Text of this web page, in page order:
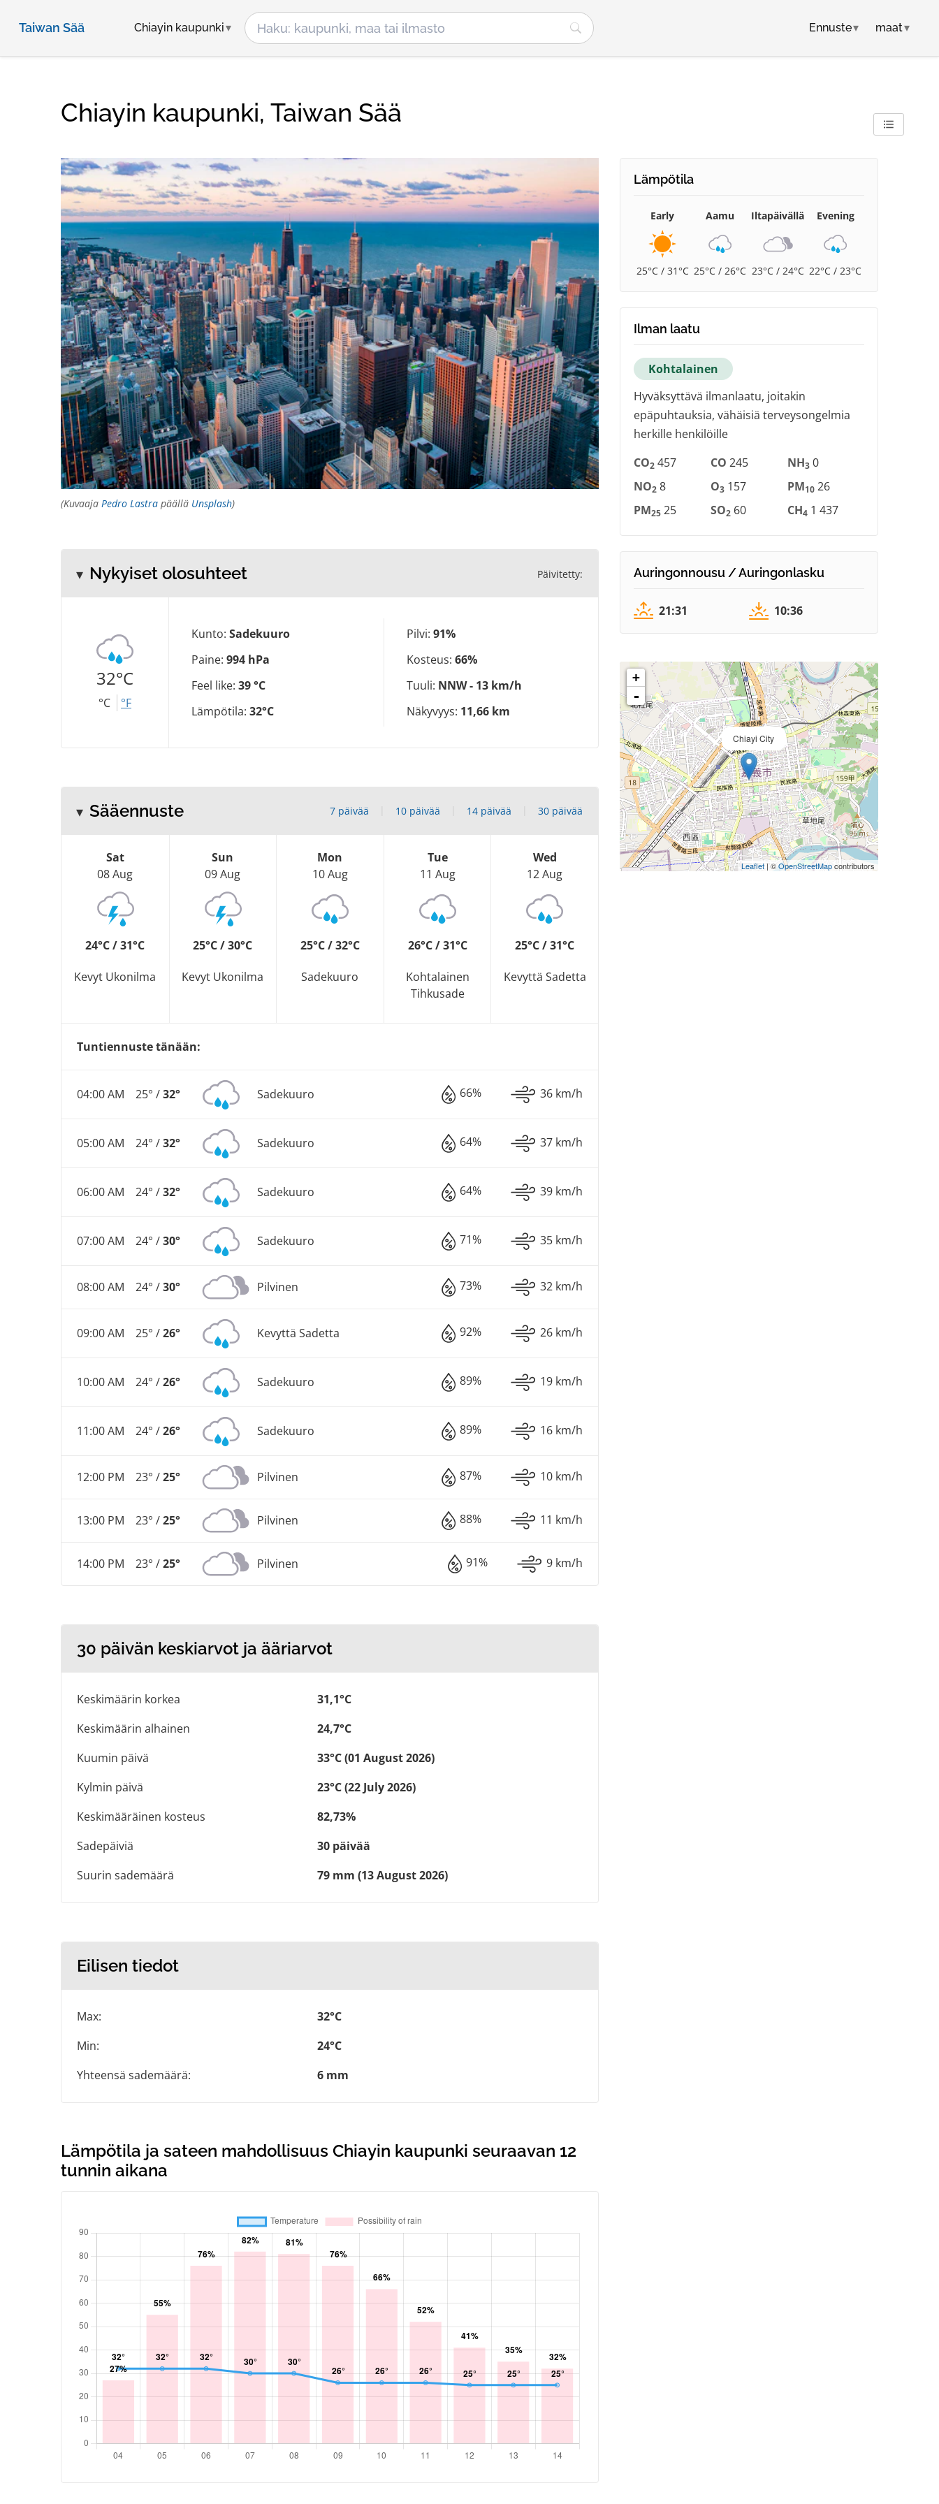
Taiwan Sää Chiayin kaupunki Ennuste▾ maat▾
Chiayin kaupunki, Taiwan Sää
(Kuvaaja Pedro Lastra päällä Unsplash)
Nykyiset olosuhteet Päivitetty:
32°C
°C °F
Kunto: Sadekuuro
Paine: 994 hPa
Feel like: 39 °C
Lämpötila: 32°C
Pilvi: 91%
Kosteus: 66%
Tuuli: NNW - 13 km/h
Näkyvyys: 11,66 km
Sääennuste 7 päivää 10 päivää 14 päivää 30 päivää
Sat
08 Aug
24°C / 31°C
Kevyt Ukonilma
Sun
09 Aug
25°C / 30°C
Kevyt Ukonilma
Mon
10 Aug
25°C / 32°C
Sadekuuro
Tue
11 Aug
26°C / 31°C
Kohtalainen
Tihkusade
Wed
12 Aug
25°C / 31°C
Kevyttä Sadetta
Tuntiennuste tänään:
04:00 AM 25° /32° Sadekuuro 66% 36 km/h
05:00 AM 24° /32° Sadekuuro 64% 37 km/h
06:00 AM 24° /32° Sadekuuro 64% 39 km/h
07:00 AM 24° /30° Sadekuuro 71% 35 km/h
08:00 AM 24° /30° Pilvinen 73% 32 km/h
09:00 AM 25° /26° Kevyttä Sadetta 92% 26 km/h
10:00 AM 24° /26° Sadekuuro 89% 19 km/h
11:00 AM 24° /26° Sadekuuro 89% 16 km/h
12:00 PM 23° /25° Pilvinen 87% 10 km/h
13:00 PM 23° /25° Pilvinen 88% 11 km/h
14:00 PM 23° /25° Pilvinen 91% 9 km/h
30 päivän keskiarvot ja ääriarvot
Keskimäärin korkea
31,1°C
Keskimäärin alhainen
24,7°C
Kuumin päivä
33°C (01 August 2026)
Kylmin päivä
23°C (22 July 2026)
Keskimääräinen kosteus
82,73%
Sadepäiviä
30 päivää
Suurin sademäärä
79 mm (13 August 2026)
Eilisen tiedot
Max:
32°C
Min:
24°C
Yhteensä sademäärä:
6 mm
Lämpötila ja sateen mahdollisuus Chiayin kaupunki seuraavan 12
tunnin aikana
Lämpötila
Early
25°C / 31°C
Aamu
25°C / 26°C
Iltapäivällä
23°C / 24°C
Evening
22°C / 23°C
Ilman laatu
Kohtalainen
Hyväksyttävä ilmanlaatu, joitakin
epäpuhtauksia, vähäisiä terveysongelmia
herkille henkilöille
CO2 457 CO 245 NH3 0
NO2 8 O3 157 PM10 26
PM25 25 SO2 60 CH4 1 437
Auringonnousu / Auringonlasku
21:31 10:36
Chiayi City
+
-
Leaflet | ©OpenStreetMapcontributors